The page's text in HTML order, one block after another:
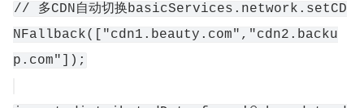
// 多CDN自动切换basicServices.network.setCD
NFallback(["cdn1.beauty.com","cdn2.backu
p.com"]);